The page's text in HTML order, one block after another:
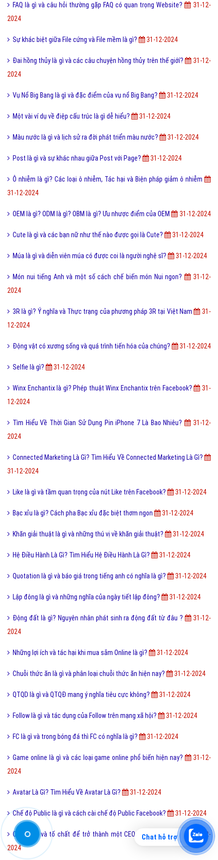
FAQ là gì và câu hỏi thường gặp FAQ có quan trọng Website?
31-12-
2024
Sự khác biệt giữa File cứng và File mềm là gì? 31-12-2024
Đai hồng thủy là gì và các câu chuyện hồng thủy trên thế giớí?
31-12-
2024
Vụ Nổ Big Bang là gì và đặc điểm của vụ nổ Big Bang? 31-12-2024
Một vài ví dụ về điệp cấu trúc là gì dễ hiểu? 31-12-2024
Màu nước là gì và lịch sử ra đời phát triển màu nước? 31-12-2024
Post là gì và sự khác nhau giữa Post với Page? 31-12-2024
Ô nhiễm là gì? Các loại ô nhiễm, Tác hại và Biện pháp giảm ô nhiễm
31-12-2024
OEM là gì? ODM là gì? OBM là gì? Ưu nhược điểm của OEM 31-12-2024
Cute là gì và các bạn nữ như thế nào được gọi là Cute? 31-12-2024
Múa là gì và diễn viên múa có được coi là người nghệ sĩ? 31-12-2024
Món nui tiếng Anh và một số cách chế biến món Nui ngon?
31-12-
2024
3R là gì? Ý nghĩa và Thực trạng của phương pháp 3R tại Việt Nam
31-
12-2024
Động vật có xương sống và quá trình tiến hóa của chúng? 31-12-2024
Selfie là gì? 31-12-2024
Winx Enchantix là gì? Phép thuật Winx Enchantix trên Facebook?
31-
12-2024
Tìm Hiểu Về Thời Gian Sử Dụng Pin iPhone 7 Là Bao Nhiêu?
31-12-
2024
Connected Marketing Là Gì? Tìm Hiểu Về Connected Marketing Là Gì?
31-12-2024
Like là gì và tầm quan trọng của nút Like trên Facebook? 31-12-2024
Bạc xỉu là gì? Cách pha Bạc xỉu đặc biệt thơm ngon 31-12-2024
Khăn giải thuật là gì và những thú vị về khăn giải thuật? 31-12-2024
Hệ Điều Hành Là Gì? Tìm Hiểu Hệ Điều Hành Là Gì? 31-12-2024
Quotation là gì và báo giá trong tiếng anh có nghĩa là gì? 31-12-2024
Lập đông là gì và những nghĩa của ngày tiết lập đông? 31-12-2024
Động đất là gì? Nguyên nhân phát sinh ra động đất từ đâu ?
31-12-
2024
Những lợi ích và tác hại khi mua sắm Online là gì? 31-12-2024
Chuỗi thức ăn là gì và phân loại chuỗi thức ăn hiện nay? 31-12-2024
QTQD là gì và QTQĐ mang ý nghĩa tiêu cực không? 31-12-2024
Follow là gì và tác dụng của Follow trên mạng xã hội? 31-12-2024
FC là gì và trong bóng đá thì FC có nghĩa là gì? 31-12-2024
Game online là gì và các loại game online phổ biến hiện nay?
31-12-
2024
Avatar Là Gì? Tìm Hiểu Về Avatar Là Gì? 31-12-2024
Chế độ Public là gì và cách cài chế độ Public Facebook? 31-12-2024
CEO là gì và tố chất để trở thành một CEO chuyên nghiệp?
31-12-
2024
Chat hỗ trợ